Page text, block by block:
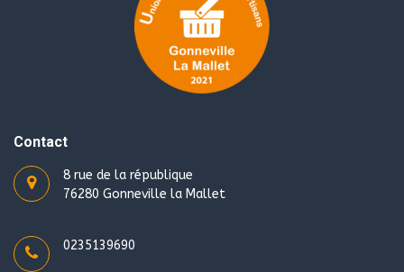
Contact
8 rue de la république
76280 Gonneville la Mallet
0235139690